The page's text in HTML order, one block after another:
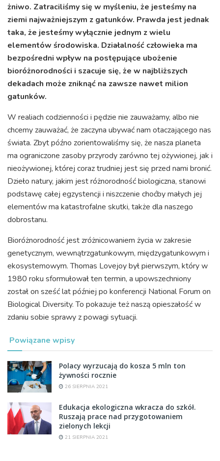
żniwo. Zatraciliśmy się w myśleniu, że jesteśmy na
ziemi najważniejszym z gatunków. Prawda jest jednak
taka, że jesteśmy wyłącznie jednym z wielu
elementów środowiska. Działalność człowieka ma
bezpośredni wpływ na postępujące ubożenie
bioróżnorodności i szacuje się, że w najbliższych
dekadach może zniknąć na zawsze nawet milion
gatunków.
W realiach codzienności i pędzie nie zauważamy, albo nie
chcemy zauważać, że zaczyna ubywać nam otaczającego nas
świata. Zbyt późno zorientowaliśmy się, że nasza planeta
ma ograniczone zasoby przyrody zarówno tej ożywionej, jak i
nieożywionej, której coraz trudniej jest się przed nami bronić.
Dzieło natury, jakim jest różnorodność biologiczna, stanowi
podstawę całej egzystencji i niszczenie choćby małych jej
elementów ma katastrofalne skutki, także dla naszego
dobrostanu.
Bioróżnorodność jest zróżnicowaniem życia w zakresie
genetycznym, wewnątrzgatunkowym, międzygatunkowym i
ekosystemowym. Thomas Lovejoy był pierwszym, który w
1980 roku sformułował ten termin, a upowszechniony
został on sześć lat później po konferencji National Forum on
Biological Diversity. To pokazuje też naszą opieszałość w
zdaniu sobie sprawy z powagi sytuacji.
Powiązane wpisy
Polacy wyrzucają do kosza 5 mln ton
żywności rocznie
26 SIERPNIA 2021
Edukacja ekologiczna wkracza do szkół.
Ruszają prace nad przygotowaniem
zielonych lekcji
21 SIERPNIA 2021